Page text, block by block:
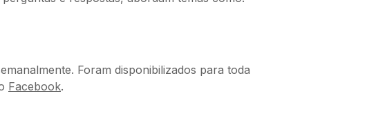
Foram disponibilizados para toda
Facebook.